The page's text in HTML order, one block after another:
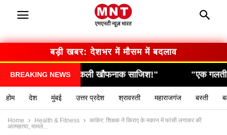
बड़ी खबर: देशभर में मौसम में बदलाव
BREAKING NEWS"एक गलती और सब कुछ खत्म… देखिए कैसे हुआ
होम देश मुंबई उत्तर प्रदेश श्रावस्ती महाराजगंज बस्ती
Home Health & Fitness
कांकेर: शिक्षक ने किराए के मकान में फांसी लगाकर की
आत्महत्या, मामले...